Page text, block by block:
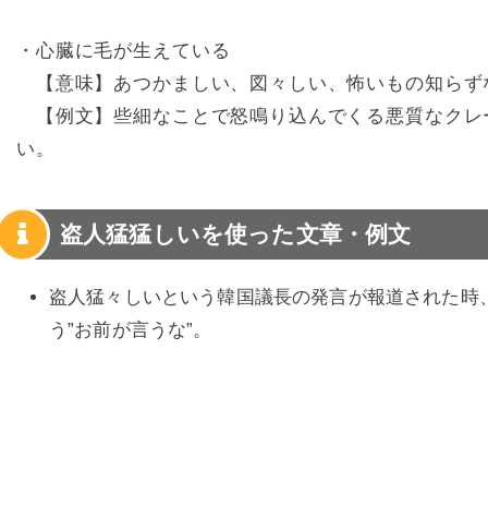
・心臓に毛が生えている
【意味】あつかましい、図々しい、怖いもの知ら
【例文】些細なことで怒鳴り込んでくる悪質なク
い。
盗人猛猛しいを使った文章・例文
盗人猛々しいという韓国議長の発言が報道された
う”お前が言うな”。